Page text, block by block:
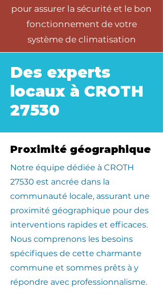
pour assurer la sécurité et le bon
fonctionnement de votre
système de climatisation
Des experts
locaux à CROTH
27530
Proximité géographique
​Notre équipe dédiée à CROTH
27530 est ancrée dans la
communauté locale, assurant une
proximité géographique pour des
interventions rapides et efficaces.
Nous comprenons les besoins
spécifiques de cette charmante
commune et sommes prêts à y
répondre avec professionnalisme.